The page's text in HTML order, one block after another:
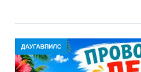
ДАУГАВПИЛС